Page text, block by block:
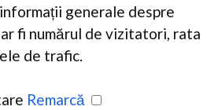
generale despre
fi numărul de vizitatori, rata
de trafic.
Remarcă